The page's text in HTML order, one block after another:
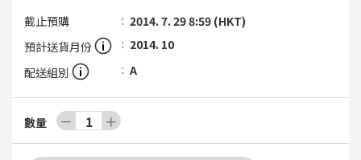
截止預購
2014. 7. 29 8:59 (HKT)
預計送貨月份
2014. 10
配送組別
A
數量 － 1 ＋